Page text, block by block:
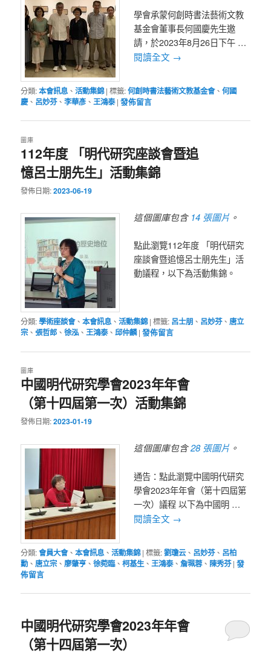
學會承蒙何創時書法藝術文教
基金會董事長何國慶先生邀
請，於2023年8月26日下午 …
閱讀全文 →
分類:本會訊息 、活動集錦 |標籤:何創時書法藝術文教基金會、何國
慶、 呂妙芬、李華彥、王鴻泰 |發佈留言
112年度 「明代研究座談會暨追
憶呂士朋先生」活動集錦
圖庫
發佈日期:2023-06-19
這個圖庫包含 14 張圖片 。
點此瀏覽112年度 「明代研究
座談會暨追憶呂士朋先生」活
動議程，以下為活動集錦。
分類:學術座談會、本會訊息 、活動集錦 |標籤: 呂士朋 、 呂妙芬、 唐立
宗、張哲郎 、徐泓、王鴻泰、邱仲麟 |發佈留言
中國明代研究學會2023年年會
（第十四屆第一次）活動集錦
圖庫
發佈日期:2023-01-19
這個圖庫包含28 張圖片 。
通告：點此瀏覽中國明代研究
學會2023年年會（第十四屆第
一次）議程 以下為中國明 …
閱讀全文 →
分類:會員大會、本會訊息 、活動集錦 |標籤:劉瓊云、 呂妙芬、 呂柏
勳 、 唐立宗、 廖肇亨、徐菀臨、柯基生 、王鴻泰、詹珮蓉、 陳秀芬 |發
佈留言
中國明代研究學會2023年年會
（第十四屆第一次）